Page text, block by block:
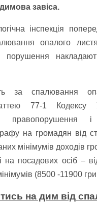
завіса.
інспекція
опалого
за спалювання
77-1 Кодексу
правопорушення
на громадян від
мінімумів доходів
на посадових осіб –
(8500 -11900
на дим від